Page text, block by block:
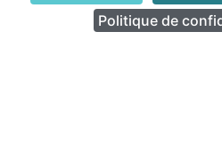
INFOS PRATIQUES
Politique de